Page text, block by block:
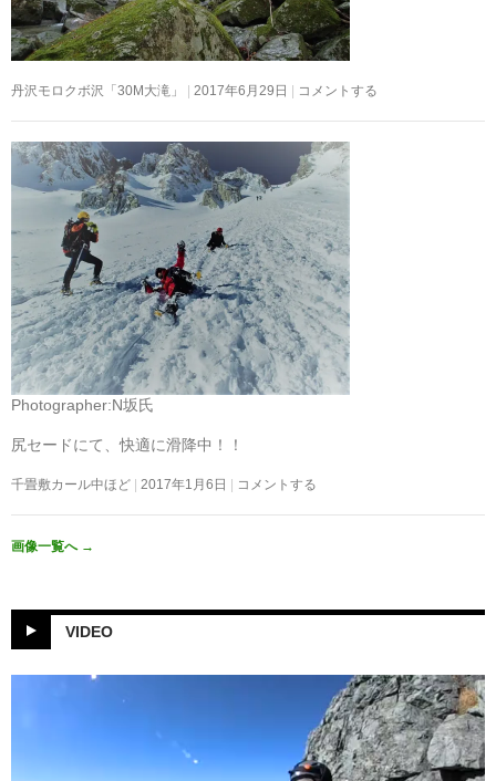
丹沢モロクボ沢「30M大滝」 2017年6月29日 コメントする
Photographer:N坂氏
尻セードにて、快適に滑降中！！
千畳敷カール中ほど 2017年1月6日 コメントする
画像一覧へ →
VIDEO